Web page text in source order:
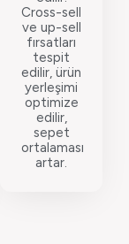
Cross-sell
ve up-sell
fırsatları
tespit
edilir, ürün
yerleşimi
optimize
edilir,
sepet
ortalaması
artar.